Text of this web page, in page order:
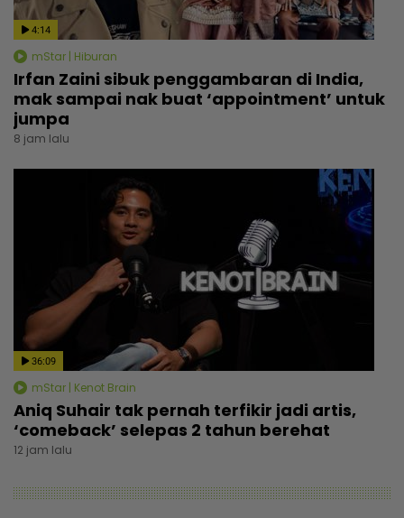
4:14
mStar | Hiburan
Irfan Zaini sibuk penggambaran di India,
mak sampai nak buat ‘appointment’ untuk
jumpa
8 jam lalu
36:09
mStar | Kenot Brain
Aniq Suhair tak pernah terfikir jadi artis,
‘comeback’ selepas 2 tahun berehat
12 jam lalu